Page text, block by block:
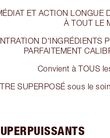
ET ACTION
À TOUT LE
D'INGRÉDIENTS
PARFAITEMENT
Convient à TOUS
SUPERPOSÉ sous le